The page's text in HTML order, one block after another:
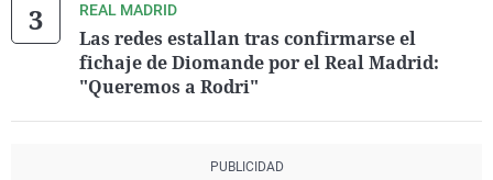
REAL MADRID
Las redes estallan tras confirmarse el
fichaje de Diomande por el Real Madrid:
"Queremos a Rodri"